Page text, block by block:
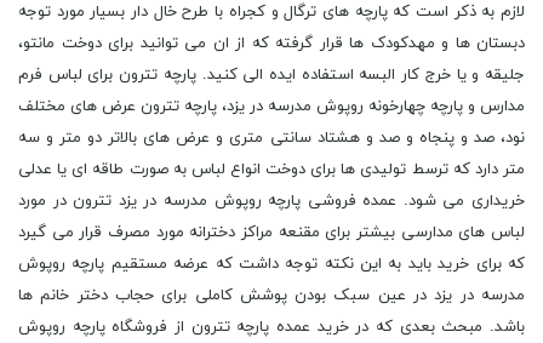
لازم به ذکر است که پارچه های ترگال و کجراه با طرح خال دار بسیار مورد توجه
دبستان ها و مهدکودک ها قرار گرفته که از ان می توانید برای دوخت مانتو،
جلیقه و یا خرج کار البسه استفاده ایده الی کنید. پارچه تترون براى لباس فرم
مدارس و پارچه چهارخونه روپوش مدرسه در یزد، پارچه تترون عرض های مختلف
نود، صد و پنجاه و صد و هشتاد سانتی متری و عرض های بالاتر دو متر و سه
متر دارد که ترسط تولیدی ها برای دوخت انواع لباس به صورت طاقه ای یا عدلی
خریداری می شود. عمده فروشی پارچه روپوش مدرسه در یزد تترون در مورد
لباس های مدارسی بیشتر برای مقنعه مراکز دخترانه مورد مصرف قرار می گیرد
که برای خرید باید به این نکته توجه داشت که عرضه مستقیم پارچه روپوش
مدرسه در یزد در عین سبک بودن پوشش کاملی برای حجاب دختر خانم ها
باشد. مبحث بعدی که در خرید عمده پارچه تترون از فروشگاه پارچه روپوش